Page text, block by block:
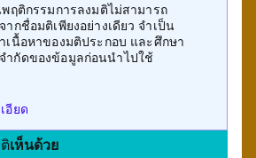
ฤติกรรมการลงมติไม่สามารถ
กชื่อมติเพียงอย่างเดียว จำเป็น
เนื้อหาของมติประกอบ และศึกษา
ำกัดของข้อมูลก่อนนำไปใช้
อียด
เห็นด้วย